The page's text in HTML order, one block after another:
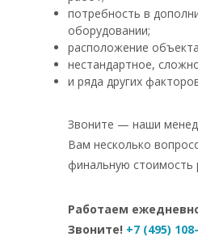
потребность в
оборудовании;
расположение
нестандартное,
и ряда других
Звоните — наши
Вам несколько
финальную стоимость
Работаем
Звоните! +7 (495)